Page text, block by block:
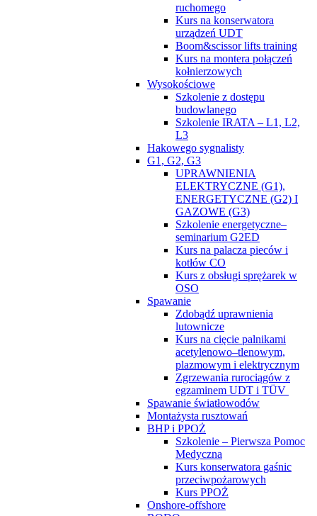
ruchomego
Kurs na konserwatora
urządzeń UDT
Boom&scissor lifts training
Kurs na montera połączeń
kołnierzowych
Wysokościowe
Szkolenie z dostępu
budowlanego
Szkolenie IRATA – L1, L2,
L3
Hakowego sygnalisty
G1, G2, G3
UPRAWNIENIA
ELEKTRYCZNE (G1),
ENERGETYCZNE (G2) I
GAZOWE (G3)
Szkolenie energetyczne–
seminarium G2ED
Kurs na palacza pieców i
kotłów CO
Kurs z obsługi sprężarek w
OSO
Spawanie
Zdobądź uprawnienia
lutownicze
Kurs na cięcie palnikami
acetylenowo–tlenowym,
plazmowym i elektrycznym
Zgrzewania rurociągów z
egzaminem UDT i TÜV
Spawanie światłowodów
Montażysta rusztowań
BHP i PPOŻ
Szkolenie – Pierwsza Pomoc
Medyczna
Kurs konserwatora gaśnic
przeciwpożarowych
Kurs PPOŻ
Onshore-offshore